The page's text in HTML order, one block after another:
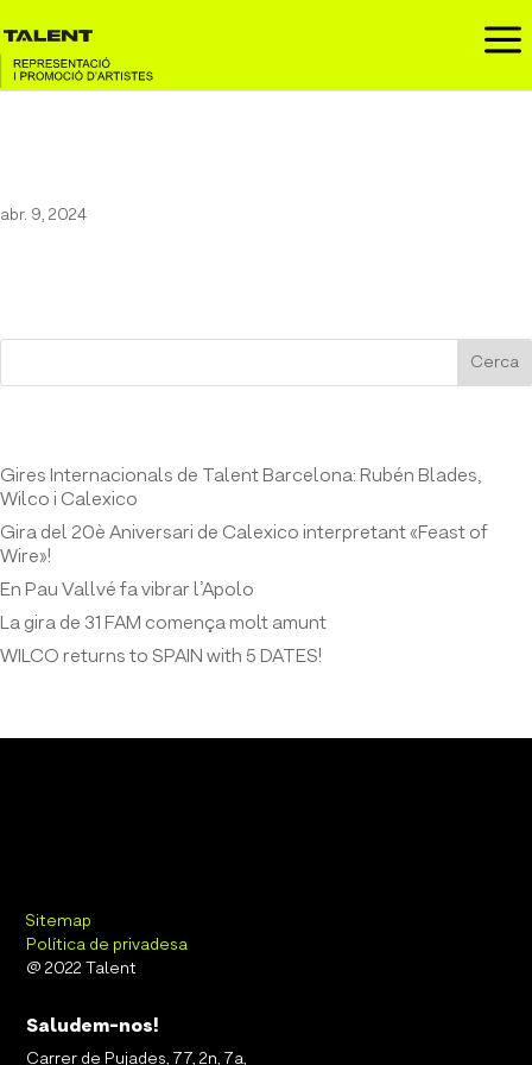
a
abr. 9, 2024
Cerca
Gires Internacionals de Talent Barcelona: Rubén Blades,
Wilco i Calexico
Gira del 20è Aniversari de Calexico interpretant «Feast of
Wire»!
En Pau Vallvé fa vibrar l’Apolo
La gira de 31 FAM comença molt amunt
WILCO returns to SPAIN with 5 DATES!
Sitemap
Política de privadesa
@ 2022 Talent
Saludem-nos!
Carrer de Pujades, 77, 2n, 7a,